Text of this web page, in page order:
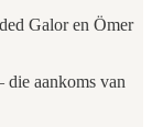
Galor en Ömer
die aankoms van